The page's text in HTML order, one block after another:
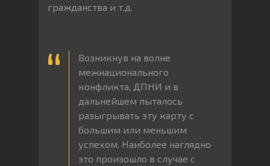
гражданства и т.д.
Возникнув на волне
межнационального
конфликта, ДПНИ и в
дальнейшем пыталось
разыгрывать эту карту с
большим или меньшим
успехом. Наиболее наглядно
это произошло в случае с